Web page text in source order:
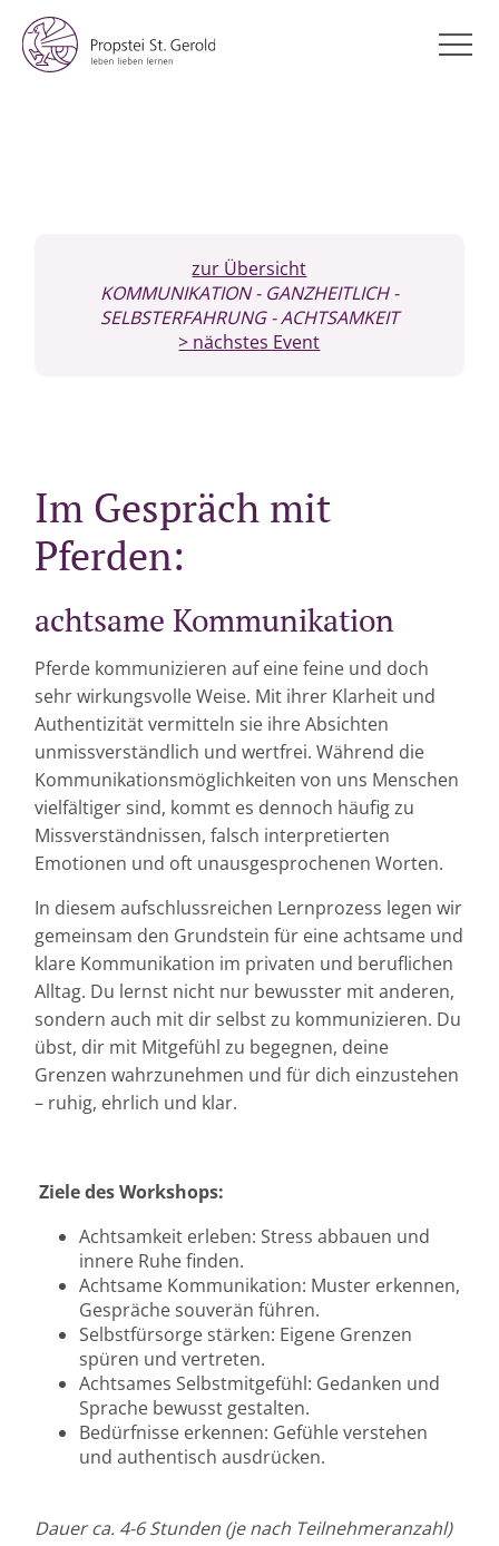
zur Übersicht
KOMMUNIKATION- GANZHEITLICH-
SELBSTERFAHRUNG- ACHTSAMKEIT
> nächstes Event
Im Gespräch mit
Pferden:
achtsame Kommunikation
Pferde kommunizieren auf eine feine und doch
sehr wirkungsvolle Weise. Mit ihrer Klarheit und
Authentizität vermitteln sie ihre Absichten
unmissverständlich und wertfrei. Während die
Kommunikationsmöglichkeiten von uns Menschen
vielfältiger sind, kommt es dennoch häufig zu
Missverständnissen, falsch interpretierten
Emotionen und oft unausgesprochenen Worten.
In diesem aufschlussreichen Lernprozess legen wir
gemeinsam den Grundstein für eine achtsame und
klare Kommunikation im privaten und beruflichen
Alltag. Du lernst nicht nur bewusster mit anderen,
sondern auch mit dir selbst zu kommunizieren. Du
übst, dir mit Mitgefühl zu begegnen, deine
Grenzen wahrzunehmen und für dich einzustehen
– ruhig, ehrlich und klar.
Ziele des Workshops:
Achtsamkeit erleben: Stress abbauen und
innere Ruhe finden.
Achtsame Kommunikation: Muster erkennen,
Gespräche souverän führen.
Selbstfürsorge stärken: Eigene Grenzen
spüren und vertreten.
Achtsames Selbstmitgefühl: Gedanken und
Sprache bewusst gestalten.
Bedürfnisse erkennen: Gefühle verstehen
und authentisch ausdrücken.
Dauer ca. 4-6 Stunden (je nach Teilnehmeranzahl)